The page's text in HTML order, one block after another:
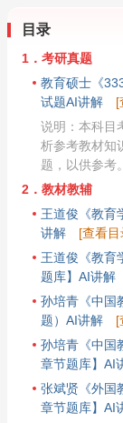
目录
1．考研真题
教育硕士《
试题AI讲解
[
说明：本科目
析参考教材知
题，以供参考。
2．教材教辅
王道俊《教育
讲解
[查看目
王道俊《教育
题库】AI讲解
孙培青《中国
题）AI讲解
[
孙培青《中国
章节题库】AI
张斌贤《外国
章节题库】AI